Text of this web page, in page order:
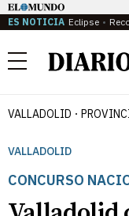
ES NOTICIA Eclipse
Menú
VALLADOLID
VALLADOLID
CONCURSO